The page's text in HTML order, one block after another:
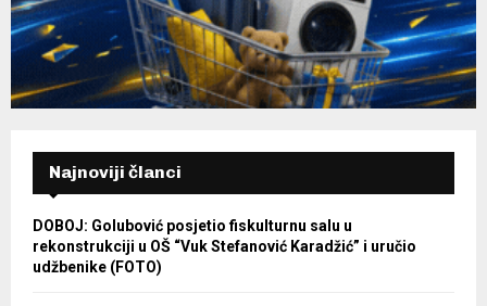
Najnoviji članci
DOBOJ: Golubović posjetio fiskulturnu salu u
rekonstrukciji u OŠ “Vuk Stefanović Karadžić” i uručio
udžbenike (FOTO)